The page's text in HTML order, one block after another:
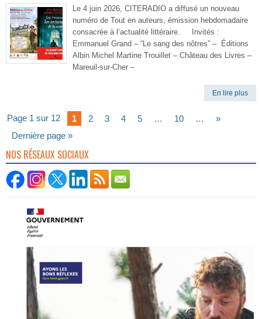
Le 4 juin 2026, CITERADIO a diffusé un nouveau
numéro de Tout en auteurs, émission hebdomadaire
consacrée à l’actualité littéraire. Invités :
Emmanuel Grand – “Le sang des nôtres” – Éditions
Albin Michel Martine Trouillet – Château des Livres –
Mareuil-sur-Cher –
En lire plus
Page 1 sur 12 1 2 3 4 5 … 10 …
»
Dernière page »
NOS RÉSEAUX SOCIAUX